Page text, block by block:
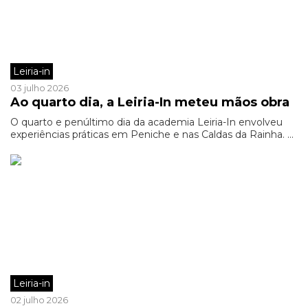
Leiria-in
03 julho 2026
Ao quarto dia, a Leiria-In meteu mãos obra
O quarto e penúltimo dia da academia Leiria-In envolveu
experiências práticas em Peniche e nas Caldas da Rainha. ...
Leiria-in
02 julho 2026